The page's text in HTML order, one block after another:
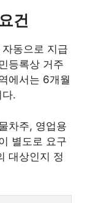
건
동으로 지급
등록상 거주
에서는 6개월
.
차주, 영업용
별도로 요구
대상인지 정